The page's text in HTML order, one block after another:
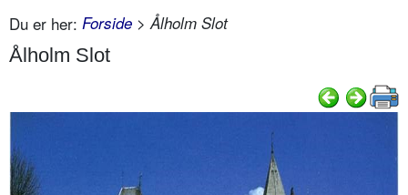
Du er her: Forside > Ålholm Slot
Ålholm Slot